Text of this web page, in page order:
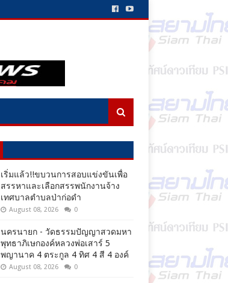
เริ่มแล้ว!!ขบวนการสอบแข่งขันเพื่อ
สรรหาและเลือกสรรพนักงานจ้าง
เทศบาลตำบลป่าก่อดำ
August 08, 2026 0
นครนายก - วัดธรรมปัญญาสวดมหา
พุทธาภิเษกองค์หลวงพ่อเสาร์ 5
พญานาค 4 ตระกูล 4 ทิศ 4 สี 4 องค์
August 08, 2026 0